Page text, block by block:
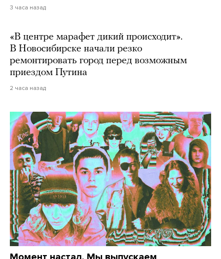
3 часа назад
«В центре марафет дикий происходит».
В Новосибирске начали резко
ремонтировать город перед возможным
приездом Путина
2 часа назад